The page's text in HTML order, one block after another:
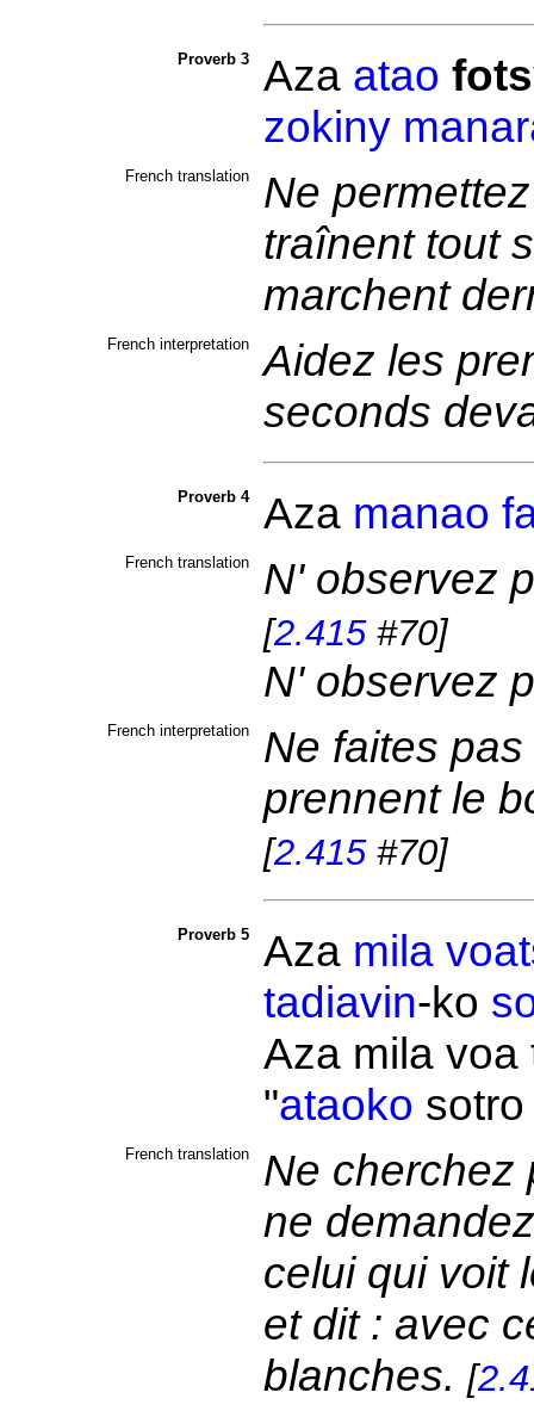
Proverb 3 Aza atao
zokiny
French translation
Ne
traînent tout
marchent
French interpretation
Aidez les
seconds
Proverb 4 Aza manao
French translation N' observez
[2.415#70]
N' observez
French interpretation
Ne faites
prennent le
[2.415#70]
Proverb 5 Aza mila
tadiavin-ko
Aza mila
"ataoko
French translation
Ne cherchez
ne
celui qui voit
et dit : avec
blanches. [